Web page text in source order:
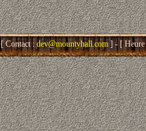
[ Contact :dev@mountyhall.com ] - [ Heure